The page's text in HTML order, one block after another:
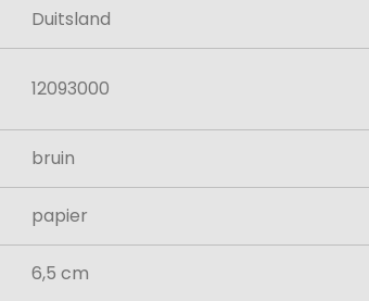
Duitsland
12093000
bruin
papier
6,5 cm